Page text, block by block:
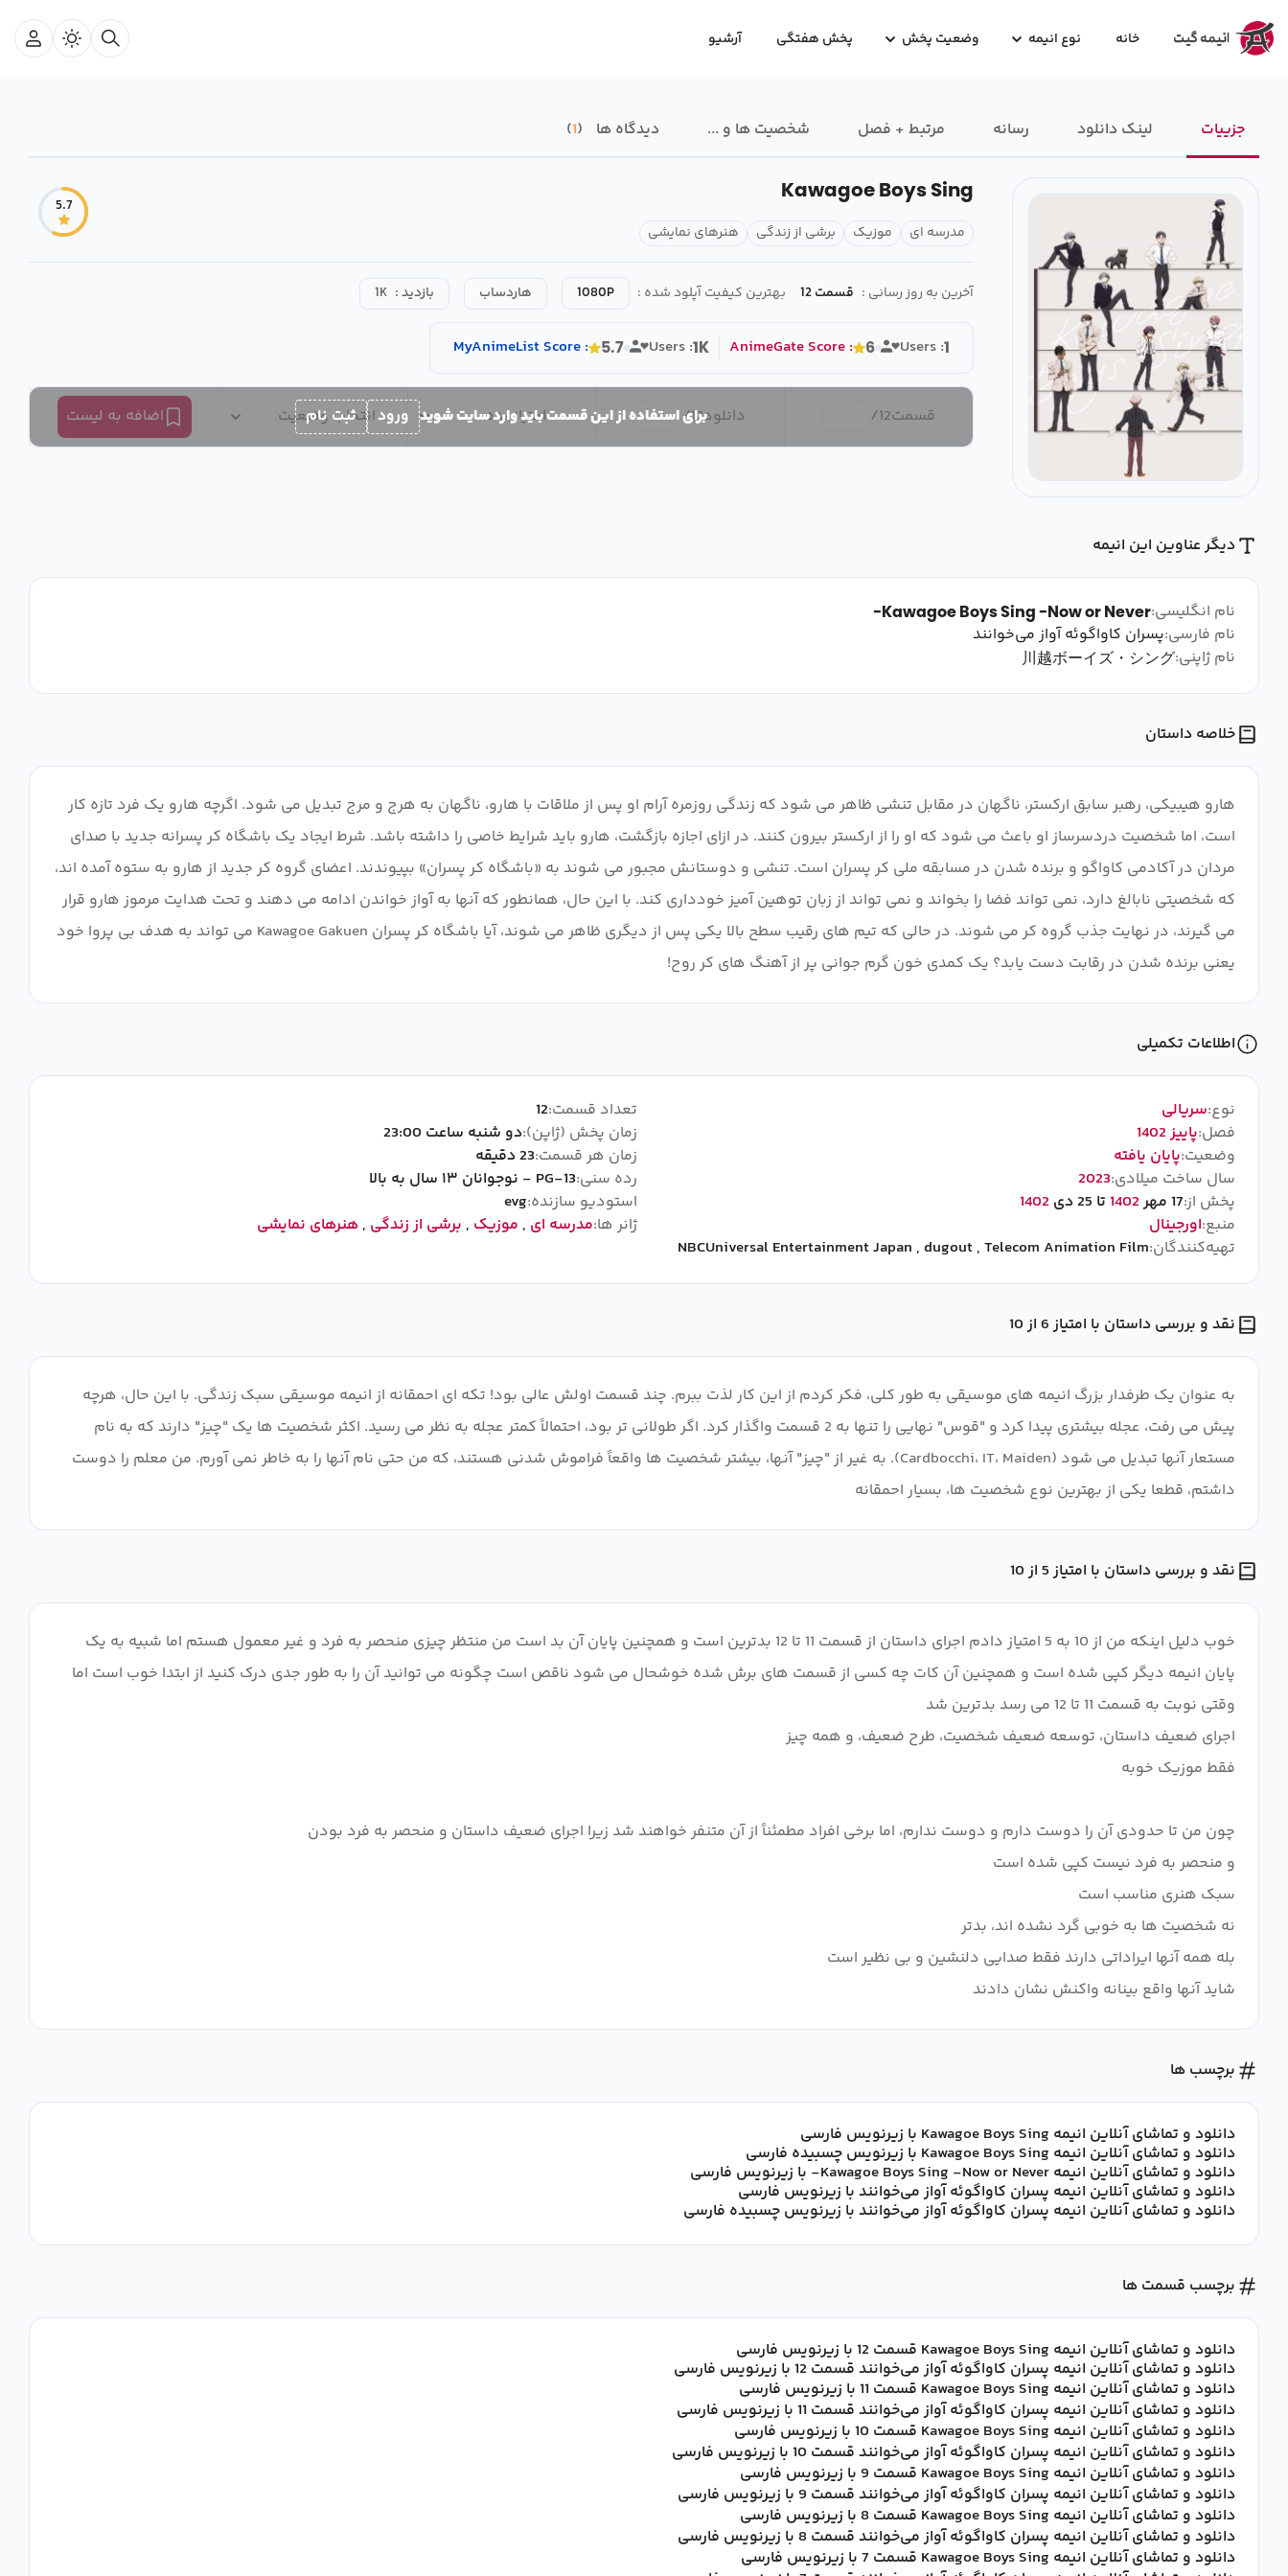
خانه نوع انیمه وضعیت پخش پخش هفتگی آرشیو
جزییات لینک دانلود رسانه‌ مرتبط + فصل شخصیت ها و ... دیدگاه ها 1
Kawagoe Boys Sing
مدرسه ای موزیک برشی از زندگی هنرهای نمایشی
5.7
آخرین به روز رسانی : قسمت 12 بهترین کیفیت آپلود شده : 1080P هاردساب بازدید : 1K
MyAnimeListScore : 5.7 Users :1K AnimeGateScore : 6 Users :1
قسمت12
/ دانلود12
/ امتیاز بده انتخاب وضعیت اضافه به لیست برای استفاده از این قسمت باید وارد سایت شوید ورود ثبت نام
دیگر عناوین این انیمه
نام انگلیسی:Kawagoe Boys Sing -Now or Never-
نام فارسی:‌پسران کاواگوئه آواز می‌خوانند
نام ژاپنی:川越ボーイズ・シング
خلاصه داستان
هارو هیبیکی، رهبر سابق ارکستر، ناگهان در مقابل تنشی ظاهر می شود که زندگی روزمره آرام او پس از ملاقات با هارو، ناگهان به هرج و مرج تبدیل می شود. اگرچه هارو یک فرد تازه کار
است، اما شخصیت دردسرساز او باعث می شود که او را از ارکستر بیرون کنند. در ازای اجازه بازگشت، هارو باید شرایط خاصی را داشته باشد. شرط ایجاد یک باشگاه کر پسرانه جدید با صدای
مردان در آکادمی کاواگو و برنده شدن در مسابقه ملی کر پسران است. تنشی و دوستانش مجبور می شوند به «باشگاه کر پسران» بپیوندند. اعضای گروه کر جدید از هارو به ستوه آمده اند،
که شخصیتی نابالغ دارد، نمی تواند فضا را بخواند و نمی تواند از زبان توهین آمیز خودداری کند. با این حال، همانطور که آنها به آواز خواندن ادامه می دهند و تحت هدایت مرموز هارو قرار
می گیرند، در نهایت جذب گروه کر می شوند. در حالی که تیم های رقیب سطح بالا یکی پس از دیگری ظاهر می شوند، آیا باشگاه کر پسران Kawagoe Gakuen می تواند به هدف بی پروا خود
یعنی برنده شدن در رقابت دست یابد؟ یک کمدی خون گرم جوانی پر از آهنگ های کر روح!
اطلاعات تکمیلی
نوع:سریالی
فصل:پاییز 1402
وضعیت:پایان یافته
سال ساخت میلادی:2023
پخش از:17 مهر 1402 تا 25 دی
1402
منبع:اورجینال
تهیه‌کنندگان:
NBCUniversal Entertainment Japan , dugout , Telecom Animation Film
تعداد قسمت:12
زمان پخش (ژاپن):دو شنبه ساعت 23:00
زمان هر قسمت:23 دقیقه
رده سنی:PG-13 - نوجوانان ۱۳ سال به بالا
استودیو سازنده:evg
ژانر ها:مدرسه ای , موزیک , برشی از زندگی ,هنرهای نمایشی
نقد و بررسی داستان با امتیاز 6 از 10
به عنوان یک طرفدار بزرگ انیمه های موسیقی به طور کلی، فکر کردم از این کار لذت ببرم. چند قسمت اولش عالی بود! تکه ای احمقانه از انیمه موسیقی سبک زندگی. با این حال، هرچه
پیش می رفت، عجله بیشتری پیدا کرد و "قوس" نهایی را تنها به 2 قسمت واگذار کرد. اگر طولانی تر بود، احتمالاً کمتر عجله به نظر می رسید. اکثر شخصیت ها یک "چیز" دارند که به نام
مستعار آنها تبدیل می شود (Cardbocchi، IT، Maiden). به غیر از "چیز" آنها، بیشتر شخصیت ها واقعاً فراموش شدنی هستند، که من حتی نام آنها را به خاطر نمی آورم. من معلم را دوست
داشتم، قطعا یکی از بهترین نوع شخصیت ها، بسیار احمقانه
نقد و بررسی داستان با امتیاز 5 از 10
خوب دلیل اینکه من از 10 به 5 امتیاز دادم اجرای داستان از قسمت 11 تا 12 بدترین است و همچنین پایان آن بد است من منتظر چیزی منحصر به فرد و غیر معمول هستم اما شبیه به یک
پایان انیمه دیگر کپی شده است و همچنین آن کات چه کسی از قسمت های برش شده خوشحال می شود ناقص است چگونه می توانید آن را به طور جدی درک کنید از ابتدا خوب است اما
شاید آنها واقع بینانه واکنش نشان دادند
برچسب ها
دانلود و تماشای آنلاین انیمه Kawagoe Boys Sing با زیرنویس فارسی
دانلود و تماشای آنلاین انیمه Kawagoe Boys Sing با زیرنویس چسبیده فارسی
دانلود و تماشای آنلاین انیمه Kawagoe Boys Sing -Now or Never- با زیرنویس فارسی
دانلود و تماشای آنلاین انیمه ‌پسران کاواگوئه آواز می‌خوانند با زیرنویس فارسی
دانلود و تماشای آنلاین انیمه ‌پسران کاواگوئه آواز می‌خوانند با زیرنویس چسبیده فارسی
برچسب قسمت ها
دانلود و تماشای آنلاین انیمه Kawagoe Boys Sing قسمت 12 با زیرنویس فارسی
دانلود و تماشای آنلاین انیمه ‌پسران کاواگوئه آواز می‌خوانند قسمت 12 با زیرنویس فارسی
دانلود و تماشای آنلاین انیمه Kawagoe Boys Sing قسمت 11 با زیرنویس فارسی
دانلود و تماشای آنلاین انیمه ‌پسران کاواگوئه آواز می‌خوانند قسمت 11 با زیرنویس فارسی
دانلود و تماشای آنلاین انیمه Kawagoe Boys Sing قسمت 10 با زیرنویس فارسی
دانلود و تماشای آنلاین انیمه ‌پسران کاواگوئه آواز می‌خوانند قسمت 10 با زیرنویس فارسی
دانلود و تماشای آنلاین انیمه Kawagoe Boys Sing قسمت 9 با زیرنویس فارسی
دانلود و تماشای آنلاین انیمه ‌پسران کاواگوئه آواز می‌خوانند قسمت 9 با زیرنویس فارسی
دانلود و تماشای آنلاین انیمه Kawagoe Boys Sing قسمت 8 با زیرنویس فارسی
دانلود و تماشای آنلاین انیمه ‌پسران کاواگوئه آواز می‌خوانند قسمت 8 با زیرنویس فارسی
دانلود و تماشای آنلاین انیمه Kawagoe Boys Sing قسمت 7 با زیرنویس فارسی